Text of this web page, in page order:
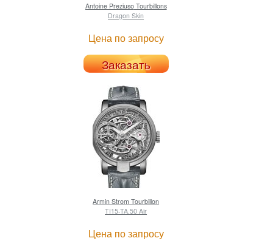
Antoine PreziusoTourbillons
Dragon Skin
Цена по запросу
Заказать
Armin Strom Tourbillon
TI15-TA.50 Air
Цена по запросу